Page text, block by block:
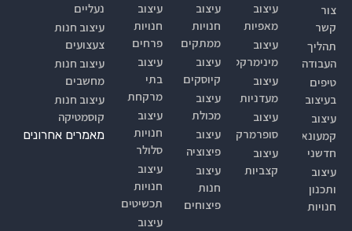
צור
קשר
תהליך
העבודה
טיפים
בעיצוב
עיצוב
קמעונאי
חדשני
עיצוב
ותכנון
חנויות
עיצוב
מאפיות
עיצוב
מינימרקט
עיצוב
מעדניות
עיצוב
סופרמרקטים
עיצוב
קצביות
עיצוב
חנויות
ממתקים
עיצוב
קיוסקים
עיצוב
מכולת
עיצוב
פיצוציה
עיצוב
חנות
פיצוחים
עיצוב
חנויות
פרחים
עיצוב
בתי
מרקחת
עיצוב
חנויות
סלולר
עיצוב
חנויות
תכשיטים
עיצוב
נעליים
עיצוב חנות
צעצועים
עיצוב חנות
מחשבים
עיצוב חנות
קוסמטיקה
מאמרים אחרונים